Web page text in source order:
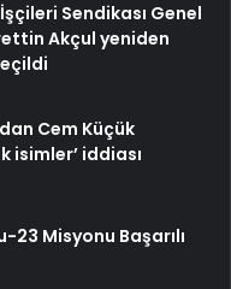
Sendikası Genel
Akçul yeniden
Cem Küçük
isimler’ iddiası
23 Misyonu Başarılı